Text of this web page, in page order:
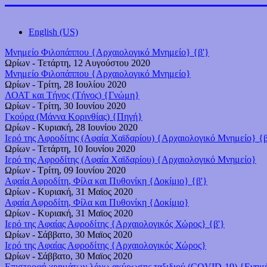
English (US)
Μνημείο Φιλοπάππου {Αρχαιολογικό Μνημείο} {β'}
Ωρίων - Τετάρτη, 12 Αυγούστου 2020
Μνημείο Φιλοπάππου {Αρχαιολογικό Μνημείο}
Ωρίων - Τρίτη, 28 Ιουλίου 2020
ΛΟΑΤ και Τήνος (Τήνος) {Γνώμη}
Ωρίων - Τρίτη, 30 Ιουνίου 2020
Γκούρα (Μάννα Κορινθίας) {Πηγή}
Ωρίων - Κυριακή, 28 Ιουνίου 2020
Ιερό της Αφροδίτης (Αφαία Χαϊδαρίου) {Αρχαιολογικό Μνημείο}
Ωρίων - Τετάρτη, 10 Ιουνίου 2020
Ιερό της Αφροδίτης (Αφαία Χαϊδαρίου) {Αρχαιολογικό Μνημείο}
Ωρίων - Τρίτη, 09 Ιουνίου 2020
Αφαία Αφροδίτη, Φίλα και Πυθονίκη {Δοκίμιο} {β'}
Ωρίων - Κυριακή, 31 Μαϊος 2020
Αφαία Αφροδίτη, Φίλα και Πυθονίκη {Δοκίμιο}
Ωρίων - Κυριακή, 31 Μαϊος 2020
Ιερό της Αφαίας Αφροδίτης {Αρχαιολογικός Χώρος} {β'}
Ωρίων - Σάββατο, 30 Μαϊος 2020
Ιερό της Αφαίας Αφροδίτης {Αρχαιολογικός Χώρος}
Ωρίων - Σάββατο, 30 Μαϊος 2020